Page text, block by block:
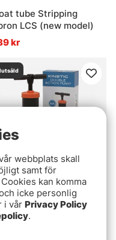
tube Stripping
LCS (new model)
kr
Double Action
2x2L
kr
webbplats skall
samt för
kan komma
icke personlig
i vår Privacy Policy
.